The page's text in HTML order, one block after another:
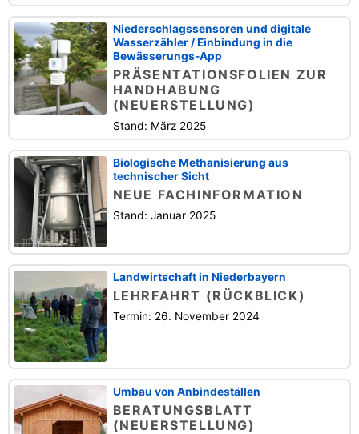
Niederschlagssensoren und digitale
Wasserzähler / Einbindung in die
Bewässerungs-App
PRÄSENTATIONSFOLIEN ZUR
HANDHABUNG
(NEUERSTELLUNG)
Stand: März 2025
Biologische Methanisierung aus
technischer Sicht
NEUE FACHINFORMATION
Stand: Januar 2025
Landwirtschaft in Niederbayern
LEHRFAHRT (RÜCKBLICK)
Termin: 26. November 2024
Umbau von Anbindeställen
BERATUNGSBLATT
(NEUERSTELLUNG)